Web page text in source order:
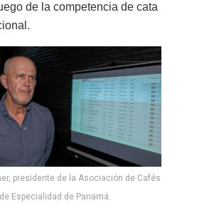
de la competencia de cata
presidente de la Asociación de Cafés
de Especialidad de Panamá.